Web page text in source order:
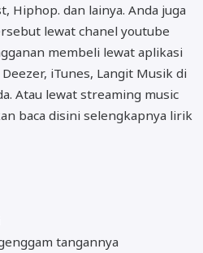
Hiphop. dan lainya. Anda juga
lewat chanel youtube
membeli lewat aplikasi
iTunes, Langit Musik di
Atau lewat streaming music
baca disini selengkapnya lirik
tangannya